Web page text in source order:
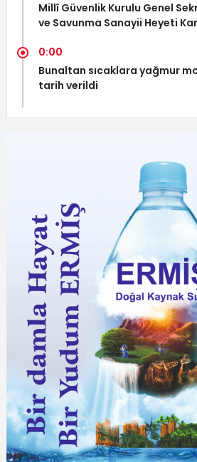
Millî Güvenlik Kurulu Genel
ve Savunma Sanayii Heyeti
0:00
Bunaltan sıcaklara yağmur
tarih verildi